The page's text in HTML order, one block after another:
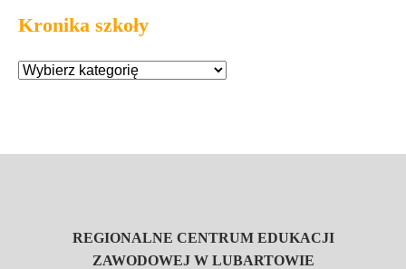
Kronika szkoły
REGIONALNE CENTRUM EDUKACJI
ZAWODOWEJ W LUBARTOWIE